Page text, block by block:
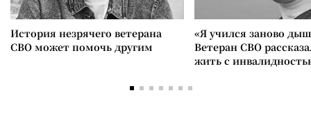
История незрячего ветерана
СВО может помочь другим
«Я учился заново
Ветеран СВО
жить с